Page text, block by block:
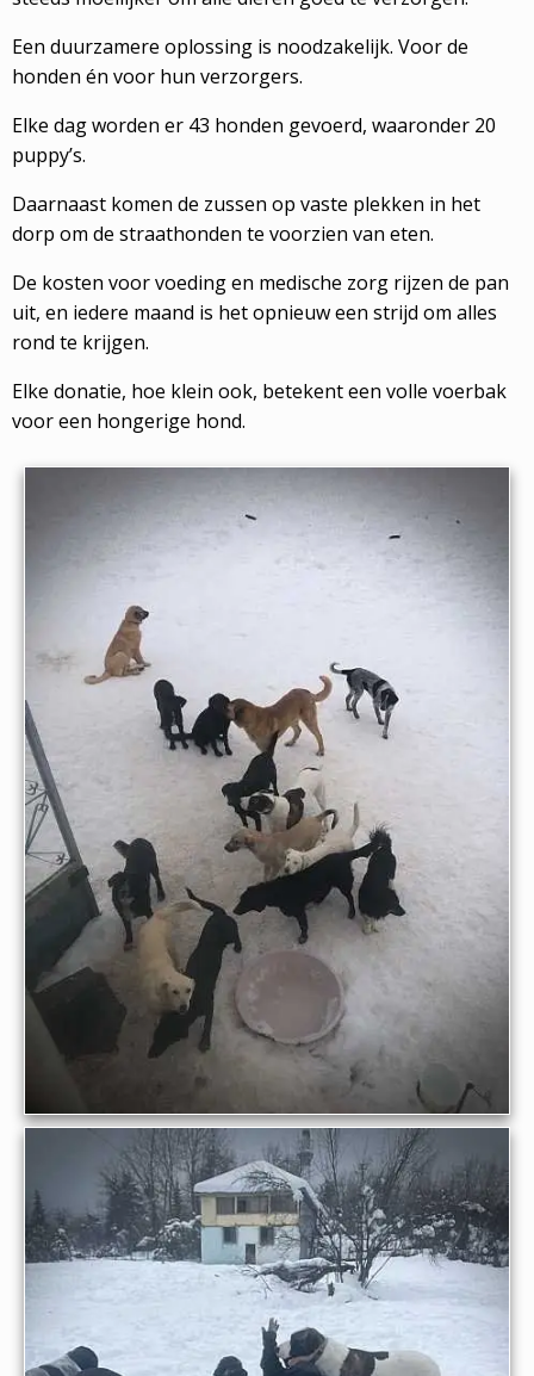
Een duurzamere oplossing is noodzakelijk. Voor de
honden én voor hun verzorgers.
Elke dag worden er 43 honden gevoerd, waaronder 20
puppy’s.
Daarnaast komen de zussen op vaste plekken in het
dorp om de straathonden te voorzien van eten.
De kosten voor voeding en medische zorg rijzen de pan
uit, en iedere maand is het opnieuw een strijd om alles
rond te krijgen.
Elke donatie, hoe klein ook, betekent een volle voerbak
voor een hongerige hond.